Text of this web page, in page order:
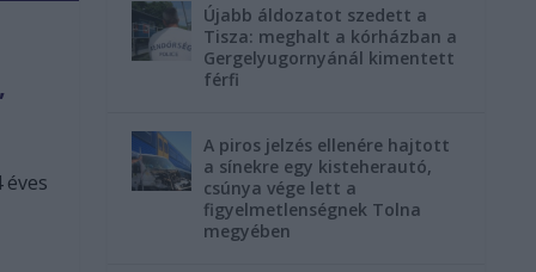
Újabb áldozatot szedett a
Tisza: meghalt a kórházban a
Gergelyugornyánál kimentett
férfi
A piros jelzés ellenére hajtott
a sínekre egy kisteherautó,
csúnya vége lett a
figyelmetlenségnek Tolna
megyében